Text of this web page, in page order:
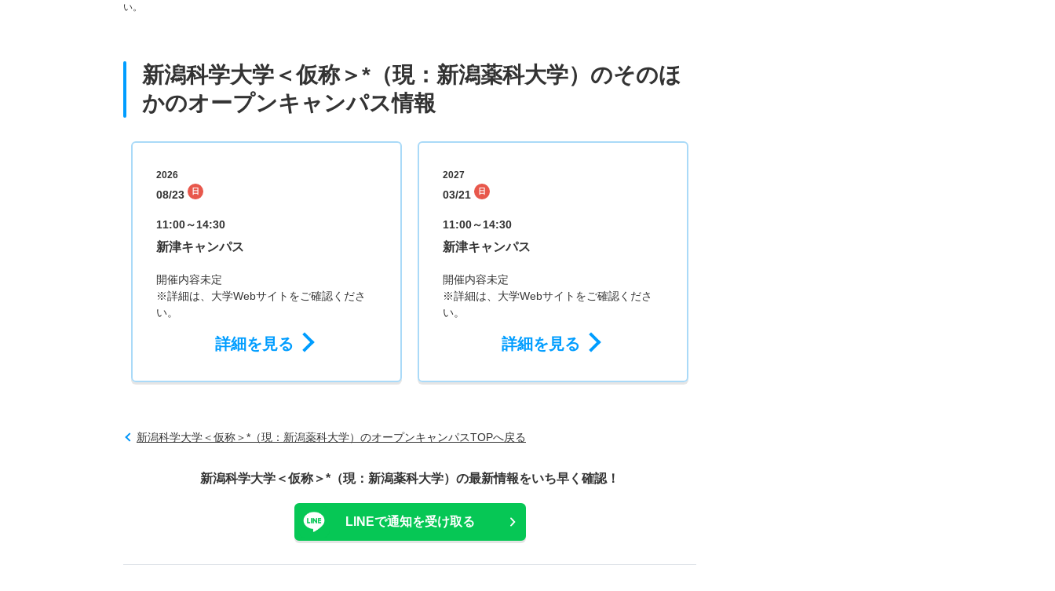
い。
新潟科学大学＜仮称＞*（現：新潟薬科大学）のそのほ
かのオープンキャンパス情報
2026
08/23 日
11:00～14:30
新津キャンパス
開催内容未定
※詳細は、大学Webサイトをご確認くださ
い。
詳細を見る
2027
03/21 日
11:00～14:30
新津キャンパス
開催内容未定
※詳細は、大学Webサイトをご確認くださ
い。
詳細を見る
新潟科学大学＜仮称＞*（現：新潟薬科大学）のオープンキャンパスTOPへ戻る
新潟科学大学＜仮称＞*（現：新潟薬科大学）の最新情報をいち早く確認！
LINEで通知を受け取る